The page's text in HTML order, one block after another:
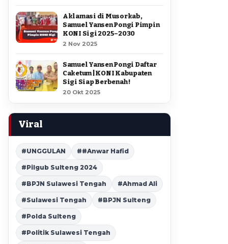
Aklamasi di Musorkab,
Samuel Yansen Pongi Pimpin
KONI Sigi 2025–2030
2 Nov 2025
Samuel Yansen Pongi Daftar
Caketum | KONI Kabupaten
Sigi Siap Berbenah !
20 Okt 2025
Viral
#UNGGULAN ##Anwar Hafid
#Pilgub Sulteng 2024
#BPJN Sulawesi Tengah #Ahmad Ali
#Sulawesi Tengah #BPJN Sulteng
#Polda Sulteng
#Politik Sulawesi Tengah